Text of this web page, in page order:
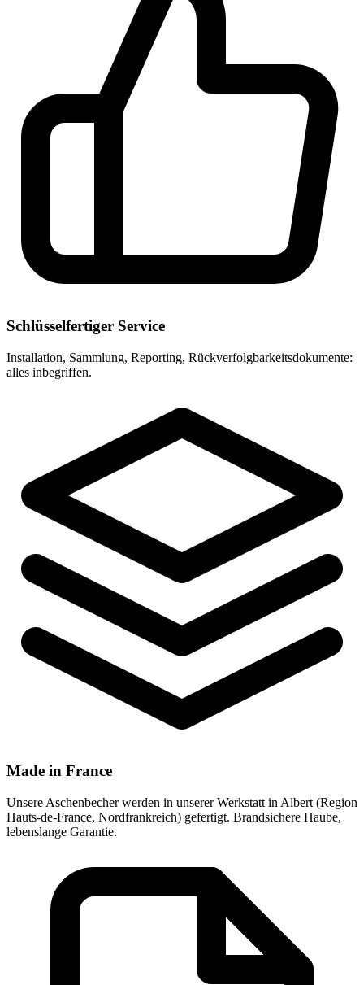
Schlüsselfertiger Service
Installation, Sammlung, Reporting, Rückverfolgbarkeitsdokumente:
alles inbegriffen.
Made in France
Unsere Aschenbecher werden in unserer Werkstatt in Albert (Region
Hauts-de-France, Nordfrankreich) gefertigt. Brandsichere Haube,
lebenslange Garantie.